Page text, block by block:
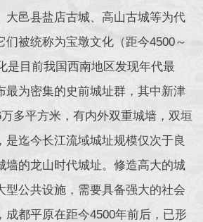
大邑县盐店古城、高山古城等为代
们被统称为宝墩文化（距今4500～
是目前我国西南地区发现年代最
最为密集的史前城址群，其中新津
多平方米，有内外双重城墙，双垣
是迄今长江流域城址规模仅次于良
墙的龙山时代城址。修造高大的城
型公共设施，需要具备强大的社会
成都平原在距今4500年前后，已形